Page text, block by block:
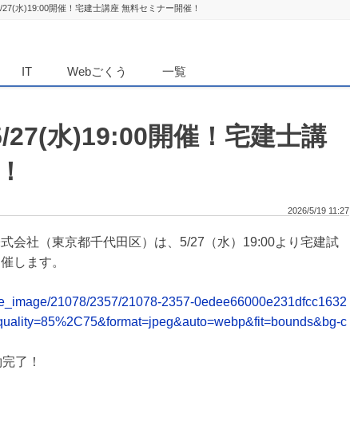
27(水)19:00開催！宅建士講座 無料セミナー開催！
IT Webごくう 一覧
27(水)19:00開催！宅建士講
2026/5/19 11:27
会社（東京都千代田区）は、5/27（水）19:00より宅建試
します。
21078/2357/21078-2357-0edee66000e231dfcc1632
c
了！